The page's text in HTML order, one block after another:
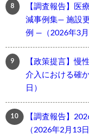
【調査報告】医
減事例集― 施設
例 ―（2026年3月
【政策提言】慢
介入における確
日）
【調査報告】
（2026年2月13日